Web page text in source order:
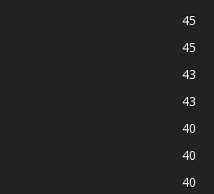
45
45
43
43
40
40
40